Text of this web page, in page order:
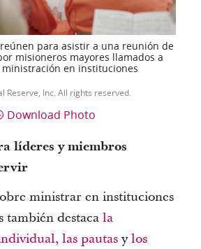
para asistir a una reunión de
misioneros mayores llamados a
en instituciones
Reserve, Inc. All rights reserved.
Download Photo
líderes y miembros
ministrar en instituciones
también destaca la
las pautasylos